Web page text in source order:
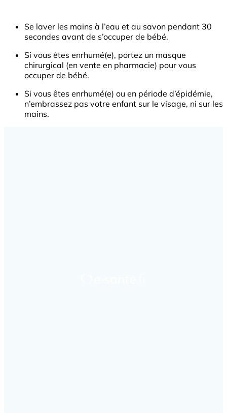
Se laver les mains à l’eau et au savon pendant 30
secondes avant de s’occuper de bébé.
Si vous êtes enrhumé(e), portez un masque
chirurgical (en vente en pharmacie) pour vous
occuper de bébé.
Si vous êtes enrhumé(e) ou en période d’épidémie,
n’embrassez pas votre enfant sur le visage, ni sur les
mains.